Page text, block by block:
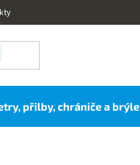
přilby, chrániče a brýle